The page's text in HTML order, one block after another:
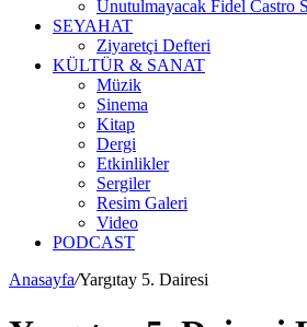
Unutulmayacak Fidel Castro
SEYAHAT
Ziyaretçi Defteri
KÜLTÜR & SANAT
Müzik
Sinema
Kitap
Dergi
Etkinlikler
Sergiler
Resim Galeri
Video
PODCAST
Anasayfa/Yargıtay 5. Dairesi